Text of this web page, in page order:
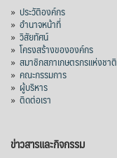
» ประวัติองค์กร
» อำนาจหน้าที่
» วิสัยทัศน์
» โครงสร้างขององค์กร
» สมาชิกสภาเกษตรกรแห่งชาติ
» คณะกรรมการ
» ผู้บริหาร
» ติดต่อเรา
ข่าวสารและกิจกรรม